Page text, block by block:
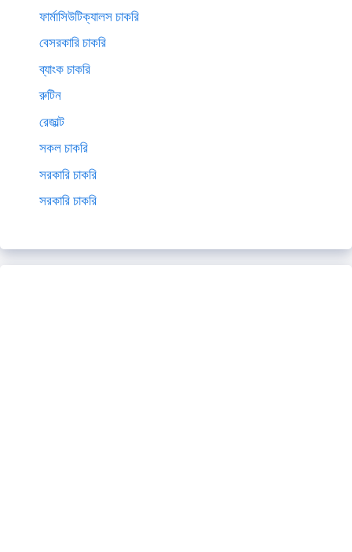
ফার্মাসিউটিক্যালস চাকরি
বেসরকারি চাকরি
ব্যাংক চাকরি
রুটিন
রেজাল্ট
সকল চাকরি
সরকারি চাকরি
সরকারি চাকরি